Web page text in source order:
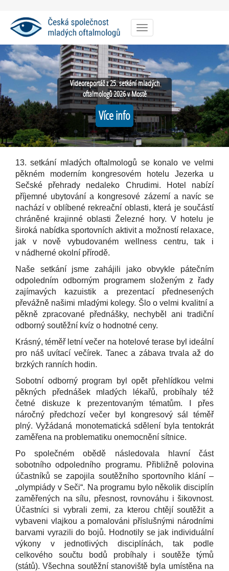
Menu
Videoreportáž z 25. setkání mladých
oftalmologů 2026 v Mostě
Více info
13. setkání mladých oftalmologů se konalo ve velmi
pěkném moderním kongresovém hotelu Jezerka u
Sečské přehrady nedaleko Chrudimi. Hotel nabízí
příjemné ubytování a kongresové zázemí a navíc se
nachází v oblíbené rekreační oblasti, která je součástí
chráněné krajinné oblasti Železné hory. V hotelu je
široká nabídka sportovních aktivit a možností relaxace,
jak v nově vybudovaném wellness centru, tak i
v nádherné okolní přírodě.
Naše setkání jsme zahájili jako obvykle pátečním
odpoledním odborným programem složeným z řady
zajímavých kazuistik a prezentací přednesených
převážně našimi mladými kolegy. Šlo o velmi kvalitní a
pěkně zpracované přednášky, nechyběl ani tradiční
odborný soutěžní kvíz o hodnotné ceny.
Krásný, téměř letní večer na hotelové terase byl ideální
pro náš uvítací večírek. Tanec a zábava trvala až do
brzkých ranních hodin.
Sobotní odborný program byl opět přehlídkou velmi
pěkných přednášek mladých lékařů, probíhaly též
četné diskuze k prezentovaným tématům. I přes
náročný předchozí večer byl kongresový sál téměř
plný. Vyžádaná monotematická sdělení byla tentokrát
zaměřena na problematiku onemocnění sítnice.
Po společném obědě následovala hlavní část
sobotního odpoledního programu. Přibližně polovina
účastníků se zapojila soutěžního sportovního klání –
„olympiády v Seči“. Na programu bylo několik disciplín
zaměřených na sílu, přesnost, rovnováhu i šikovnost.
Účastníci si vybrali zemi, za kterou chtějí soutěžit a
vybaveni vlajkou a pomalováni příslušnými národními
barvami vyrazili do bojů. Hodnotily se jak individuální
výkony v jednotlivých disciplínách, tak podle
celkového součtu bodů probíhaly i soutěže týmů
(států). Všechna soutěžní stanoviště byla umístěna na